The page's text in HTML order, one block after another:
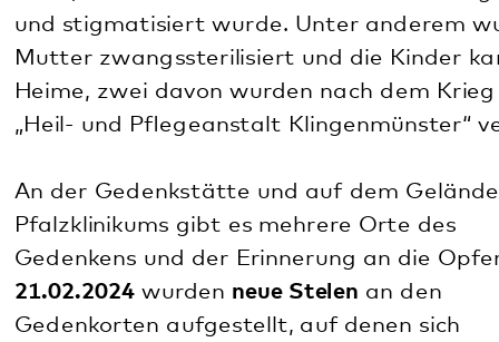
Tel. 06349 900-1861
E-Mail:gedenkarbeit@pfalzklinikum.de
Diese Seite teilen:
FacebookLinkedInE-Mail